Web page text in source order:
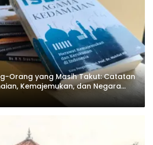
Orang yang Masih Takut: Catatan
Kemajemukan, dan Negara
Masykuri Abdillah